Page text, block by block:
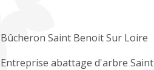
Bûcheron Saint Benoit Sur Loire
Entreprise abattage d'arbre Saint